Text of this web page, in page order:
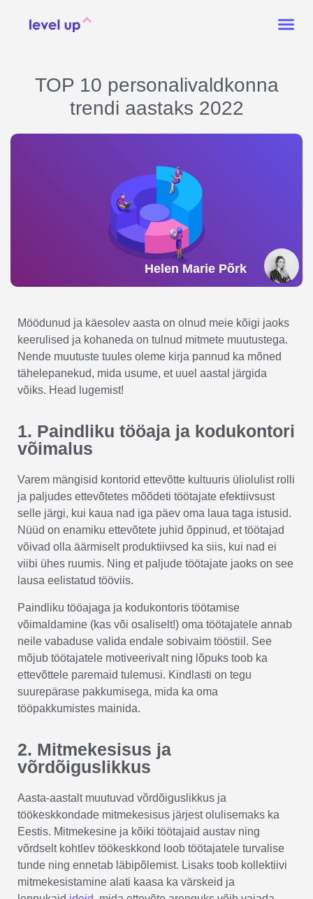
TOP 10 personalivaldkonna
trendi aastaks 2022
Helen Marie Põrk
Möödunud ja käesolev aasta on olnud meie kõigi jaoks
keerulised ja kohaneda on tulnud mitmete muutustega.
Nende muutuste tuules oleme kirja pannud ka mõned
tähelepanekud, mida usume, et uuel aastal järgida
võiks. Head lugemist!
1. Paindliku tööaja ja kodukontori
võimalus
Varem mängisid kontorid ettevõtte kultuuris üliolulist rolli
ja paljudes ettevõtetes mõõdeti töötajate efektiivsust
selle järgi, kui kaua nad iga päev oma laua taga istusid.
Nüüd on enamiku ettevõtete juhid õppinud, et töötajad
võivad olla äärmiselt produktiivsed ka siis, kui nad ei
viibi ühes ruumis. Ning et paljude töötajate jaoks on see
lausa eelistatud tööviis.
Paindliku tööajaga ja kodukontoris töötamise
võimaldamine (kas või osaliselt!) oma töötajatele annab
neile vabaduse valida endale sobivaim tööstiil. See
mõjub töötajatele motiveerivalt ning lõpuks toob ka
ettevõttele paremaid tulemusi. Kindlasti on tegu
suurepärase pakkumisega, mida ka oma
tööpakkumistes mainida.
2. Mitmekesisus ja
võrdõiguslikkus
Aasta-aastalt muutuvad võrdõiguslikkus ja
töökeskkondade mitmekesisus järjest olulisemaks ka
Eestis. Mitmekesine ja kõiki töötajaid austav ning
võrdselt kohtlev töökeskkond loob töötajatele turvalise
tunde ning ennetab läbipõlemist. Lisaks toob kollektiivi
mitmekesistamine alati kaasa ka värskeid ja